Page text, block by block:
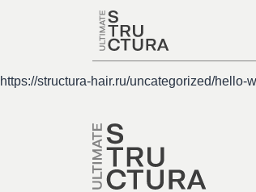
https://structura-hair.ru/uncategorized/